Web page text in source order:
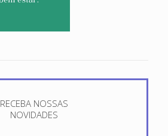
RECEBA NOSSAS
NOVIDADES